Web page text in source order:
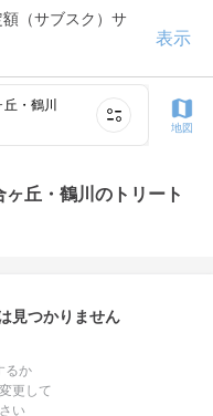
（サブスク）サ
表示
・鶴川
地図
丘・鶴川のトリート
見つかりません
るか
更して
い